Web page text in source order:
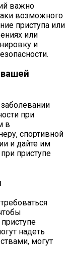
важно
возможного
приступа или
или
и
при
в
спортивной
и дайте им
приступе
надеть
могут